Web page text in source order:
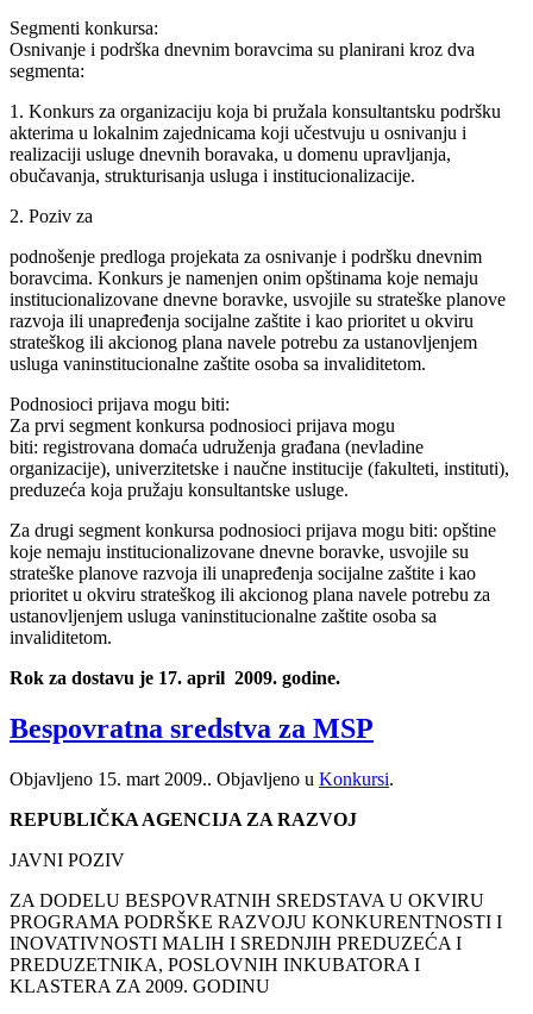
Segmenti konkursa:
Osnivanje i podrška dnevnim boravcima su planirani kroz dva
segmenta:
1. Konkurs za organizaciju koja bi pružala konsultantsku podršku
akterima u lokalnim zajednicama koji učestvuju u osnivanju i
realizaciji usluge dnevnih boravaka, u domenu upravljanja,
obučavanja, strukturisanja usluga i institucionalizacije.
2. Poziv za
podnošenje predloga projekata za osnivanje i podršku dnevnim
boravcima. Konkurs je namenjen onim opštinama koje nemaju
institucionalizovane dnevne boravke, usvojile su strateške planove
razvoja ili unapređenja socijalne zaštite i kao prioritet u okviru
strateškog ili akcionog plana navele potrebu za ustanovljenjem
usluga vaninstitucionalne zaštite osoba sa invaliditetom.
Podnosioci prijava mogu biti:
Za prvi segment konkursa podnosioci prijava mogu
biti: registrovana domaća udruženja građana (nevladine
organizacije), univerzitetske i naučne institucije (fakulteti, instituti),
preduzeća koja pružaju konsultantske usluge.
Za drugi segment konkursa podnosioci prijava mogu biti: opštine
koje nemaju institucionalizovane dnevne boravke, usvojile su
strateške planove razvoja ili unapređenja socijalne zaštite i kao
prioritet u okviru strateškog ili akcionog plana navele potrebu za
ustanovljenjem usluga vaninstitucionalne zaštite osoba sa
invaliditetom.
Rok za dostavu je 17. april 2009. godine.
Bespovratna sredstva za MSP
Objavljeno 15. mart 2009.. Objavljeno u Konkursi.
REPUBLIČKA AGENCIJA ZA RAZVOJ
JAVNI POZIV
ZA DODELU BESPOVRATNIH SREDSTAVA U OKVIRU
PROGRAMA PODRŠKE RAZVOJU KONKURENTNOSTI I
INOVATIVNOSTI MALIH I SREDNJIH PREDUZEĆA I
PREDUZETNIKA, POSLOVNIH INKUBATORA I
KLASTERA ZA 2009. GODINU